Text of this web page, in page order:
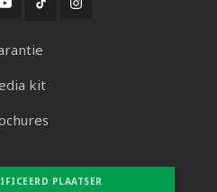
kit
PLAATSER